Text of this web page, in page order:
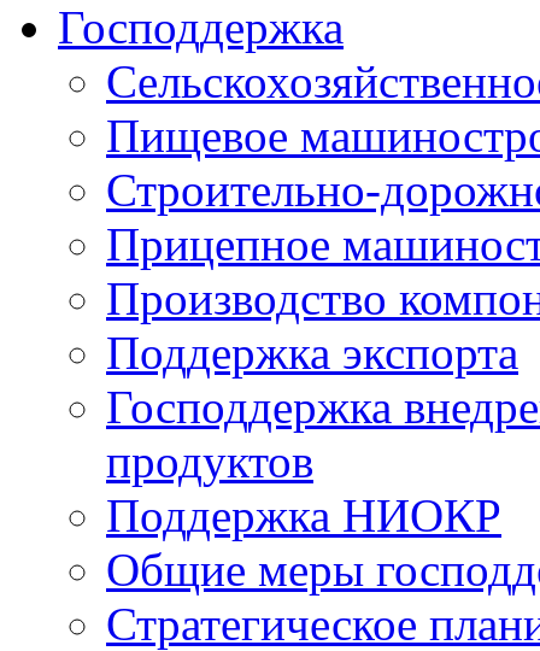
Господдержка
Пищевое
Строительно-
Прицепное
Производство
Поддержка экспорта
Господдержка
продуктов
Поддержка НИОКР
Общие меры
Стратегическое